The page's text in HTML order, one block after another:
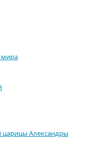
мира
царицы Александры